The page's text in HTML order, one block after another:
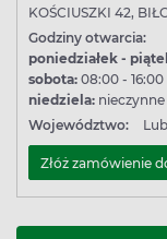
KOŚCIUSZKI 42,
Godziny otwarcia:
poniedziałek -
sobota: 08:00 - 16:00
niedziela: nieczynne
Województwo:
Złóż zamówienie